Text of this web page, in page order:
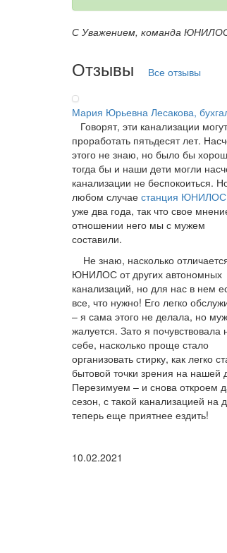
С Уважением, команда
Отзывы Все отзывы
Мария Юрьевна Лесакова,
Говорят, эти канализации могут
проработать пятьдесят лет.
этого не знаю, но было бы
тогда бы и наши дети могли
канализации не беспокоиться.
любом случае станция ЮНИЛОС
уже два года, так что свое
отношении него мы с мужем
составили.
Не знаю, насколько
ЮНИЛОС от других автономных
канализаций, но для нас в нем
все, что нужно! Его легко
– я сама этого не делала, но
жалуется. Зато я почувствовала
себе, насколько проще стало
организовать стирку, как легко
бытовой точки зрения на нашей
Перезимуем – и снова откроем
сезон, с такой канализацией на
теперь еще приятнее ездить!
10.02.2021